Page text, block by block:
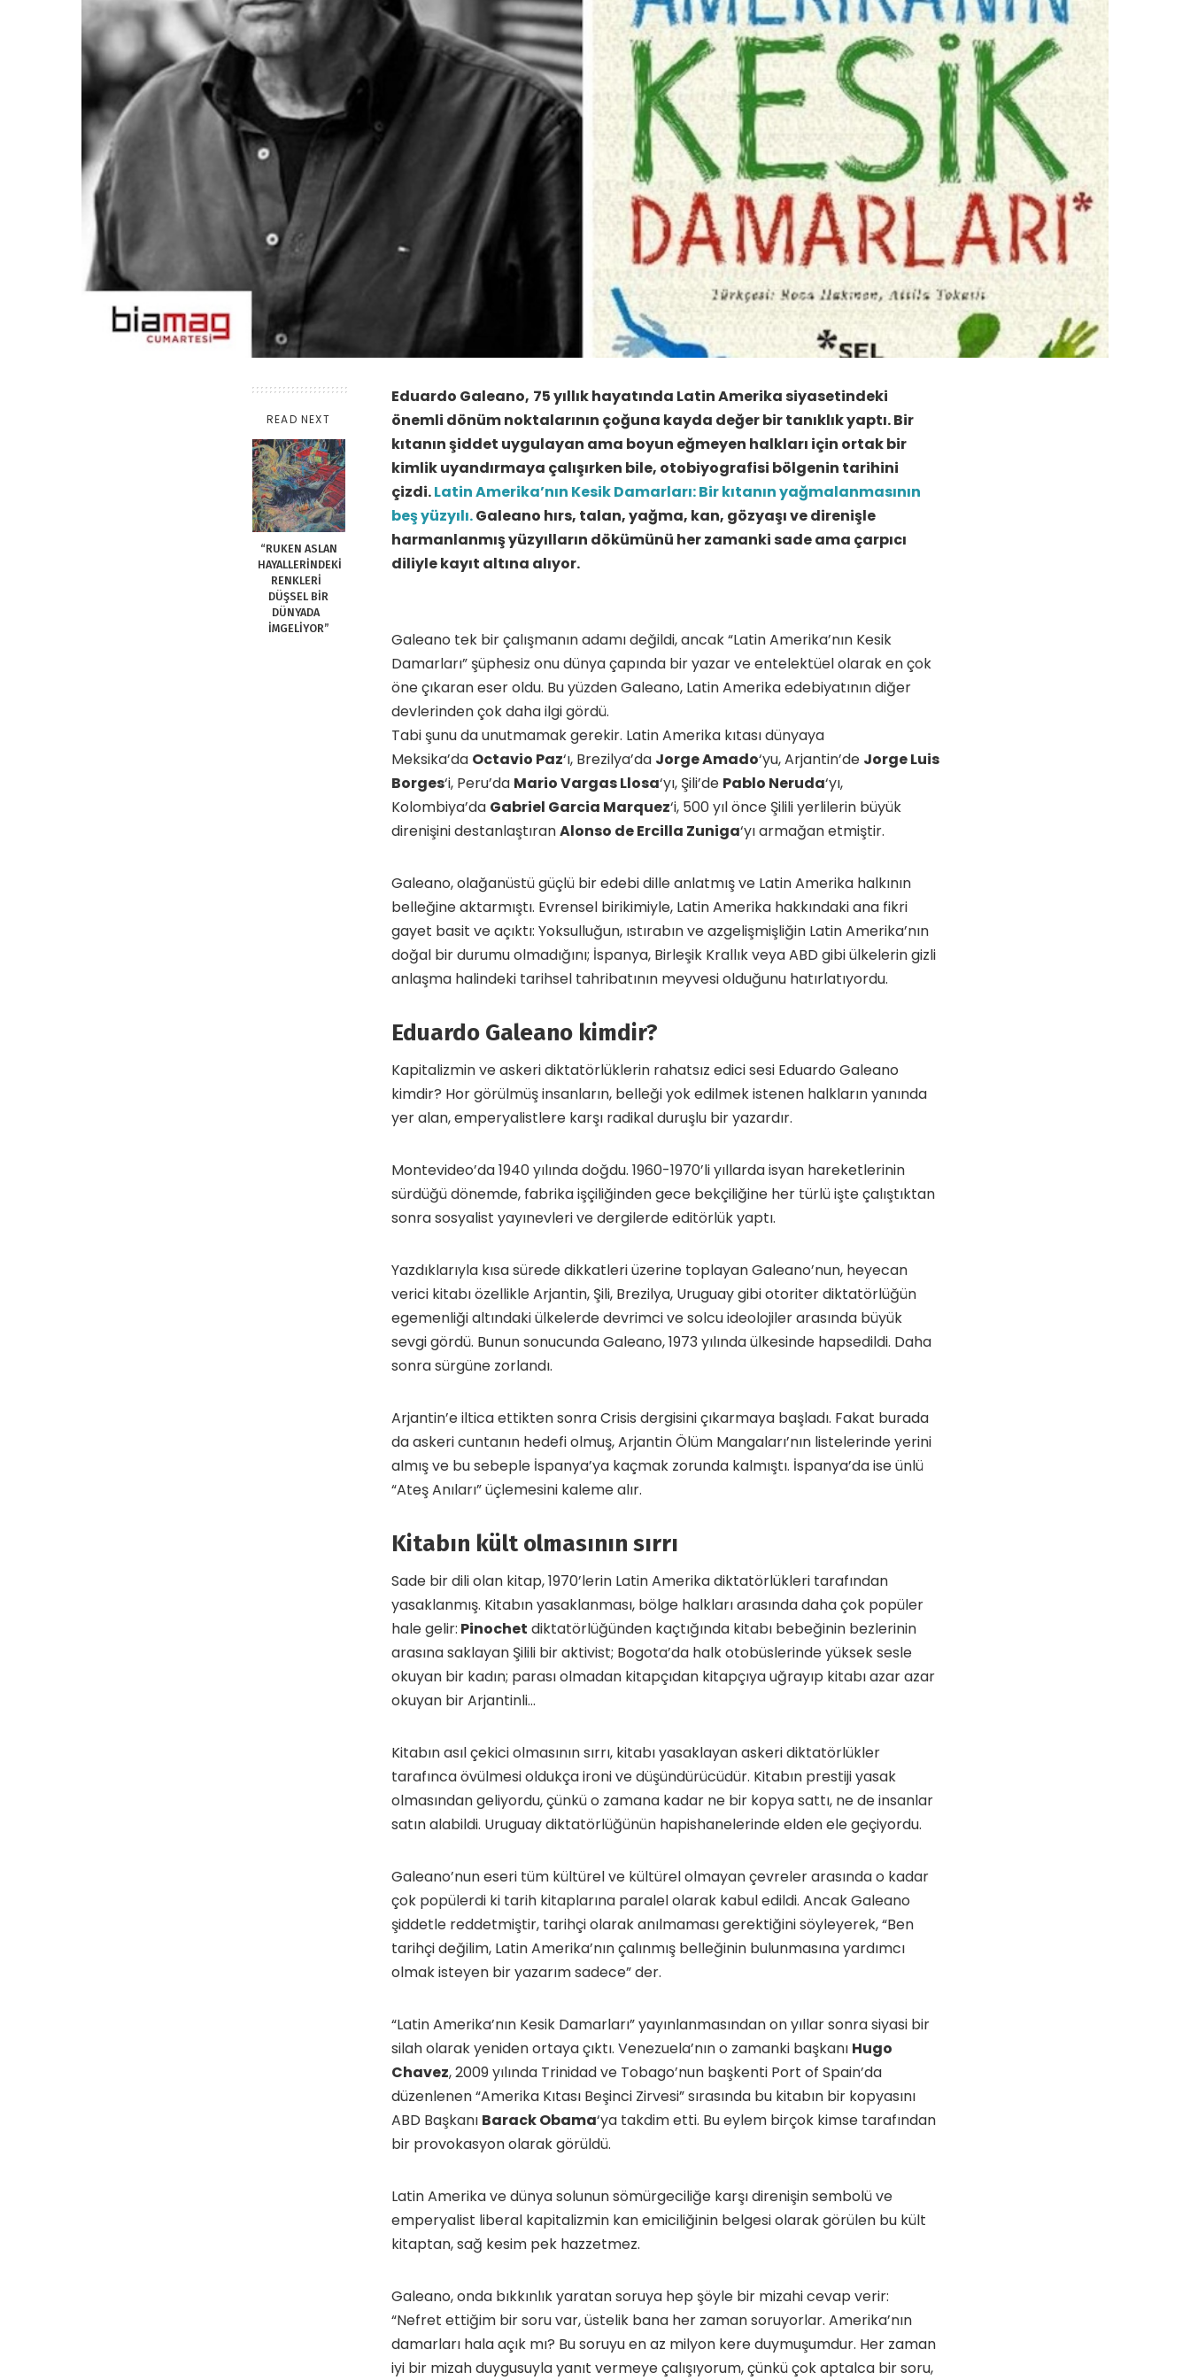
READ NEXT
“RUKEN ASLAN
HAYALLERİNDEKİ
RENKLERİ
DÜŞSEL BİR
DÜNYADA
İMGELİYOR”
Eduardo Galeano, 75 yıllık hayatında Latin Amerika siyasetindeki
önemli dönüm noktalarının çoğuna kayda değer bir tanıklık yaptı. Bir
kıtanın şiddet uygulayan ama boyun eğmeyen halkları için ortak bir
kimlik uyandırmaya çalışırken bile, otobiyografisi bölgenin tarihini
çizdi.Latin Amerika’nın Kesik Damarları: Bir kıtanın yağmalanmasının
beş yüzyılı.Galeano hırs, talan, yağma, kan, gözyaşı ve direnişle
harmanlanmış yüzyılların dökümünü her zamanki sade ama çarpıcı
diliyle kayıt altına alıyor.
Galeano tek bir çalışmanın adamı değildi, ancak “Latin Amerika’nın Kesik
Damarları” şüphesiz onu dünya çapında bir yazar ve entelektüel olarak en çok
öne çıkaran eser oldu. Bu yüzden Galeano, Latin Amerika edebiyatının diğer
devlerinden çok daha ilgi gördü.
Tabi şunu da unutmamak gerekir. Latin Amerika kıtası dünyaya
Meksika’da Octavio Paz‘ı, Brezilya’da Jorge Amado‘yu, Arjantin’de Jorge Luis
Borges‘i, Peru’da Mario Vargas Llosa‘yı, Şili’de Pablo Neruda‘yı,
Kolombiya’da Gabriel Garcia Marquez‘i, 500 yıl önce Şilili yerlilerin büyük
direnişini destanlaştıranAlonso de Ercilla Zuniga‘yı armağan etmiştir.
Galeano, olağanüstü güçlü bir edebi dille anlatmış ve Latin Amerika halkının
belleğine aktarmıştı. Evrensel birikimiyle, Latin Amerika hakkındaki ana fikri
gayet basit ve açıktı: Yoksulluğun, ıstırabın ve azgelişmişliğin Latin Amerika’nın
doğal bir durumu olmadığını; İspanya, Birleşik Krallık veya ABD gibi ülkelerin gizli
anlaşma halindeki tarihsel tahribatının meyvesi olduğunu hatırlatıyordu.
Eduardo Galeano kimdir?
Kapitalizmin ve askeri diktatörlüklerin rahatsız edici sesi Eduardo Galeano
kimdir? Hor görülmüş insanların, belleği yok edilmek istenen halkların yanında
yer alan, emperyalistlere karşı radikal duruşlu bir yazardır.
Montevideo’da 1940 yılında doğdu. 1960-1970’li yıllarda isyan hareketlerinin
sürdüğü dönemde, fabrika işçiliğinden gece bekçiliğine her türlü işte çalıştıktan
sonra sosyalist yayınevleri ve dergilerde editörlük yaptı.
Yazdıklarıyla kısa sürede dikkatleri üzerine toplayan Galeano’nun, heyecan
verici kitabı özellikle Arjantin, Şili, Brezilya, Uruguay gibi otoriter diktatörlüğün
egemenliği altındaki ülkelerde devrimci ve solcu ideolojiler arasında büyük
sevgi gördü. Bunun sonucunda Galeano, 1973 yılında ülkesinde hapsedildi. Daha
sonra sürgüne zorlandı.
Arjantin’e iltica ettikten sonra Crisis dergisini çıkarmaya başladı. Fakat burada
da askeri cuntanın hedefi olmuş, Arjantin Ölüm Mangaları’nın listelerinde yerini
almış ve bu sebeple İspanya’ya kaçmak zorunda kalmıştı. İspanya’da ise ünlü
“Ateş Anıları” üçlemesini kaleme alır.
Kitabın kült olmasının sırrı
Sade bir dili olan kitap, 1970’lerin Latin Amerika diktatörlükleri tarafından
yasaklanmış. Kitabın yasaklanması, bölge halkları arasında daha çok popüler
hale gelir: Pinochet diktatörlüğünden kaçtığında kitabı bebeğinin bezlerinin
arasına saklayan Şilili bir aktivist; Bogota’da halk otobüslerinde yüksek sesle
okuyan bir kadın; parası olmadan kitapçıdan kitapçıya uğrayıp kitabı azar azar
okuyan bir Arjantinli…
Kitabın asıl çekici olmasının sırrı, kitabı yasaklayan askeri diktatörlükler
tarafınca övülmesi oldukça ironi ve düşündürücüdür. Kitabın prestiji yasak
olmasından geliyordu, çünkü o zamana kadar ne bir kopya sattı, ne de insanlar
satın alabildi. Uruguay diktatörlüğünün hapishanelerinde elden ele geçiyordu.
Galeano’nun eseri tüm kültürel ve kültürel olmayan çevreler arasında o kadar
çok popülerdi ki tarih kitaplarına paralel olarak kabul edildi. Ancak Galeano
şiddetle reddetmiştir, tarihçi olarak anılmaması gerektiğini söyleyerek, “Ben
tarihçi değilim, Latin Amerika’nın çalınmış belleğinin bulunmasına yardımcı
olmak isteyen bir yazarım sadece” der.
“Latin Amerika’nın Kesik Damarları” yayınlanmasından on yıllar sonra siyasi bir
silah olarak yeniden ortaya çıktı. Venezuela’nın o zamanki başkanı Hugo
Chavez, 2009 yılında Trinidad ve Tobago’nun başkenti Port of Spain’da
düzenlenen “Amerika Kıtası Beşinci Zirvesi” sırasında bu kitabın bir kopyasını
ABD Başkanı Barack Obama‘ya takdim etti. Bu eylem birçok kimse tarafından
bir provokasyon olarak görüldü.
Latin Amerika ve dünya solunun sömürgeciliğe karşı direnişin sembolü ve
emperyalist liberal kapitalizmin kan emiciliğinin belgesi olarak görülen bu kült
kitaptan, sağ kesim pek hazzetmez.
Galeano, onda bıkkınlık yaratan soruya hep şöyle bir mizahi cevap verir:
“Nefret ettiğim bir soru var, üstelik bana her zaman soruyorlar. Amerika’nın
damarları hala açık mı? Bu soruyu en az milyon kere duymuşumdur. Her zaman
iyi bir mizah duygusuyla yanıt vermeye çalışıyorum, çünkü çok aptalca bir soru,